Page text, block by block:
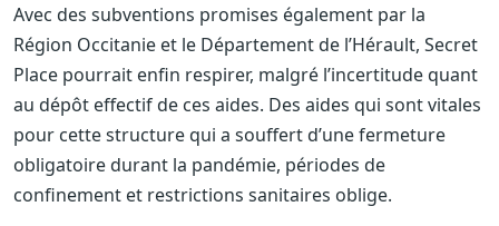
Avec des subventions promises également par la
Région Occitanie et le Département de l’Hérault, Secret
Place pourrait enfin respirer, malgré l’incertitude quant
au dépôt effectif de ces aides. Des aides qui sont vitales
pour cette structure qui a souffert d’une fermeture
obligatoire durant la pandémie, périodes de
confinement et restrictions sanitaires oblige.